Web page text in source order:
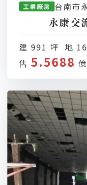
工業廠房 台南市
永康交
建 991 坪 地
售 5.5688 億